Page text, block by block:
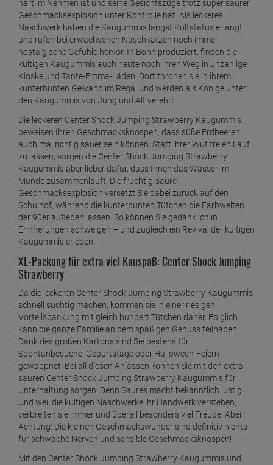
ab14,39€
1 Kilogramm =11,99 €
Chupa Chups Lutscher Zungenmaler 100 Stück
ab14,39€
1 Kilogramm =11,99 €
Chupa Chups Lutscherrad - 200 Lutscher
ab 32,69€
1 Kilogramm = 62
hart im Nehmen ist und seine Gesichtszüge trotz super saurer
Geschmacksexplosion unter Kontrolle hat. Als leckeres
Naschwerk haben die Kaugummis längst Kultstatus erlangt
und rufen bei erwachsenen Naschkatzen noch immer
nostalgische Gefühle hervor. In Bonn produziert, finden die
kultigen Kaugummis auch heute noch ihren Weg in unzählige
Kioske und Tante-Emma-Läden. Dort thronen sie in ihrem
kunterbunten Gewand im Regal und werden als Könige unter
den Kaugummis von Jung und Alt verehrt.
Die leckeren Center Shock Jumping Strawberry Kaugummis
beweisen Ihren Geschmacksknospen, dass süße Erdbeeren
auch mal richtig sauer sein können. Statt ihrer Wut freien Lauf
zu lassen, sorgen die Center Shock Jumping Strawberry
Kaugummis aber lieber dafür, dass Ihnen das Wasser im
Munde zusammenläuft. Die fruchtig-saure
Geschmacksexplosion versetzt Sie dabei zurück auf den
Schulhof, während die kunterbunten Tütchen die Farbwelten
der 90er aufleben lassen. So können Sie gedanklich in
Erinnerungen schwelgen – und zugleich ein Revival der kultigen
Kaugummis erleben!
XL-Packung für extra viel Kauspaß: Center Shock Jumping
Strawberry
Da die leckeren Center Shock Jumping Strawberry Kaugummis
schnell süchtig machen, kommen sie in einer riesigen
Vorteilspackung mit gleich hundert Tütchen daher. Folglich
kann die ganze Familie an dem spaßigen Genuss teilhaben.
Dank des großen Kartons sind Sie bestens für
Spontanbesuche, Geburtstage oder Halloween-Feiern
gewappnet. Bei all diesen Anlässen können Sie mit den extra
sauren Center Shock Jumping Strawberry Kaugummis für
Unterhaltung sorgen. Denn Saures macht bekanntlich lustig.
Und weil die kultigen Naschwerke ihr Handwerk verstehen,
verbreiten sie immer und überall besonders viel Freude. Aber
Achtung: Die kleinen Geschmackswunder sind definitiv nichts
für schwache Nerven und sensible Geschmacksknospen!
Mit den Center Shock Jumping Strawberry Kaugummis und